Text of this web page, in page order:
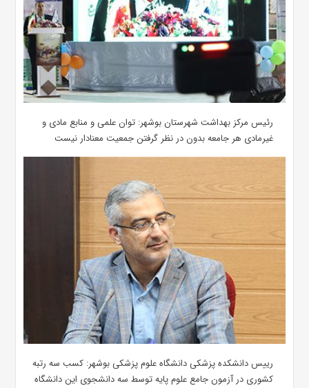
رئیس مرکز بهداشت شهرستان بوشهر: توان علمی و منابع مادی و
غیرمادی هر جامعه بدون در نظر گرفتن جمعیت معنادار نیست
رییس دانشکده پزشکی دانشگاه علوم پزشکی بوشهر: کسب سه رتبه
کشوری در آزمون جامع علوم پایه توسط سه دانشجوی این دانشگاه